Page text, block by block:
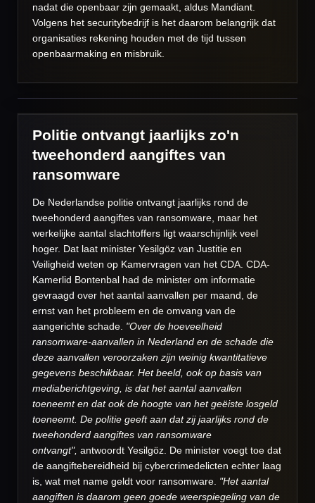
nadat die openbaar zijn gemaakt, aldus Mandiant.
Volgens het securitybedrijf is het daarom belangrijk dat
organisaties rekening houden met de tijd tussen
openbaarmaking en misbruik.
Politie ontvangt jaarlijks zo'n
tweehonderd aangiftes van
ransomware
De Nederlandse politie ontvangt jaarlijks rond de
tweehonderd aangiftes van ransomware, maar het
werkelijke aantal slachtoffers ligt waarschijnlijk veel
hoger. Dat laat minister Yesilgöz van Justitie en
Veiligheid weten op Kamervragen van het CDA. CDA-
Kamerlid Bontenbal had de minister om informatie
gevraagd over het aantal aanvallen per maand, de
ernst van het probleem en de omvang van de
aangerichte schade. "Over de hoeveelheid
ransomware-aanvallen in Nederland en de schade die
deze aanvallen veroorzaken zijn weinig kwantitatieve
gegevens beschikbaar. Het beeld, ook op basis van
mediaberichtgeving, is dat het aantal aanvallen
toeneemt en dat ook de hoogte van het geëiste losgeld
toeneemt. De politie geeft aan dat zij jaarlijks rond de
tweehonderd aangiftes van ransomware
ontvangt", antwoordt Yesilgöz. De minister voegt toe dat
de aangiftebereidheid bij cybercrimedelicten echter laag
is, wat met name geldt voor ransomware. "Het aantal
aangiften is daarom geen goede weerspiegeling van de